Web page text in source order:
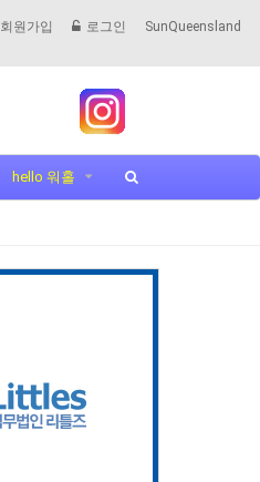
회원가입 로그인 SunQueensland
hello 워홀